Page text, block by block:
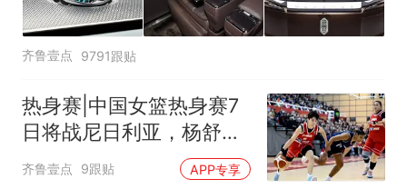
齐鲁壹点 9791跟贴
热身赛|中国女篮热身赛7
日将战尼日利亚，杨舒予
有望出战
齐鲁壹点 9跟贴 APP专享